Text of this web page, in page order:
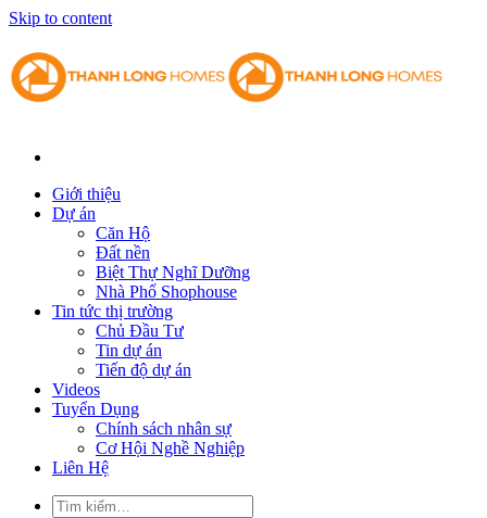
Skip to content
Giới thiệu
Dự án
Căn Hộ
Đất nền
Biệt Thự Nghĩ Dưỡng
Nhà Phố Shophouse
Tin tức thị trường
Chủ Đầu Tư
Tin dự án
Tiến độ dự án
Videos
Tuyển Dụng
Chính sách nhân sự
Cơ Hội Nghề Nghiệp
Liên Hệ